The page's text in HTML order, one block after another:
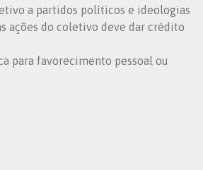
a partidos políticos e ideologias
ações do coletivo deve dar crédito
para favorecimento pessoal ou